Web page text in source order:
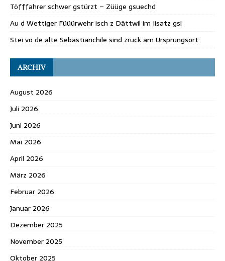
Töfffahrer schwer gstürzt – Züüge gsuechd
Au d Wettiger Füüürwehr isch z Dättwil im Iisatz gsi
Stei vo de alte Sebastianchile sind zruck am Ursprungsort
ARCHIV
August 2026
Juli 2026
Juni 2026
Mai 2026
April 2026
März 2026
Februar 2026
Januar 2026
Dezember 2025
November 2025
Oktober 2025